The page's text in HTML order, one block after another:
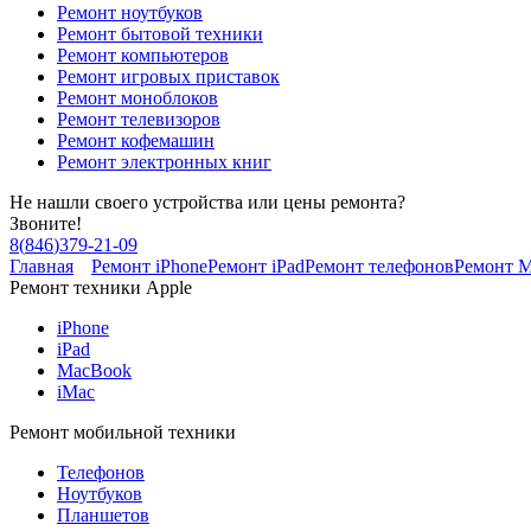
Ремонт ноутбуков
Ремонт бытовой техники
Ремонт компьютеров
Ремонт игровых приставок
Ремонт моноблоков
Ремонт телевизоров
Ремонт кофемашин
Ремонт электронных книг
Не нашли своего устройства или цены ремонта?
Звоните!
8(846)379-21-09
Главная
Ремонт iPhoneРемонт iPadРемонт телефоновРемонт
Ремонт техники Apple
iPhone
iPad
MacBook
iMac
Ремонт мобильной техники
Телефонов
Ноутбуков
Планшетов